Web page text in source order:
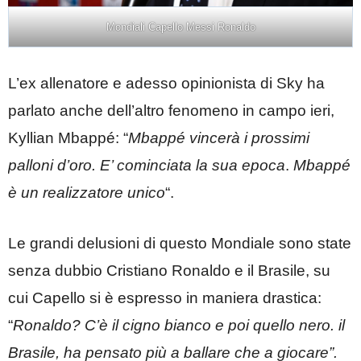
Mondiali Capello Messi Ronaldo
L’ex allenatore e adesso opinionista di Sky ha
parlato anche dell’altro fenomeno in campo ieri,
Kyllian Mbappé: “Mbappé vincerà i prossimi
palloni d’oro. E’ cominciata la sua epoca. Mbappé
è un realizzatore unico“.
Le grandi delusioni di questo Mondiale sono state
senza dubbio Cristiano Ronaldo e il Brasile, su
cui Capello si è espresso in maniera drastica:
“Ronaldo? C’è il cigno bianco e poi quello nero. il
Brasile, ha pensato più a ballare che a giocare”.